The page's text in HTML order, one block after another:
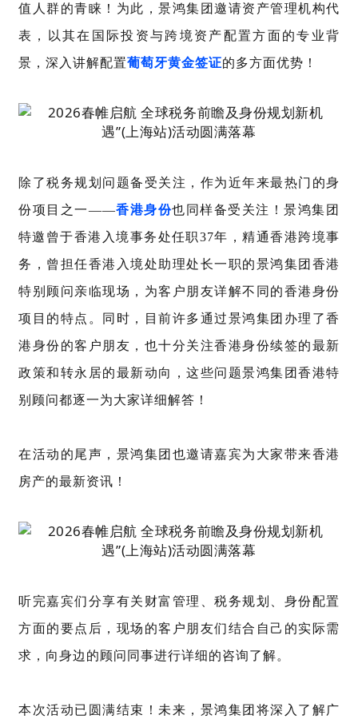
值人群的青睐！为此，景鸿集团邀请资产管理机构代
表，以其在国际投资与跨境资产配置方面的专业背
景，深入讲解配置葡萄牙黄金签证的多方面优势！
除了税务规划问题备受关注，作为近年来最热门的身
份项目之一——香港身份也同样备受关注！景鸿集团
特邀曾于香港入境事务处任职37年，精通香港跨境事
务，曾担任香港入境处助理处长一职的景鸿集团香港
特别顾问亲临现场，为客户朋友详解不同的香港身份
项目的特点。同时，目前许多通过景鸿集团办理了香
港身份的客户朋友，也十分关注香港身份续签的最新
政策和转永居的最新动向，这些问题景鸿集团香港特
别顾问都逐一为大家详细解答！
在活动的尾声，景鸿集团也邀请嘉宾为大家带来香港
房产的最新资讯！
听完嘉宾们分享有关财富管理、税务规划、身份配置
方面的要点后，现场的客户朋友们结合自己的实际需
求，向身边的顾问同事进行详细的咨询了解。
本次活动已圆满结束！未来，景鸿集团将深入了解广